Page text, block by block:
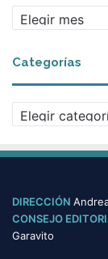
r
h
i
v
Categorías
a
e
o
r
í
DIRECCIÓN
CONSEJO
Garavito